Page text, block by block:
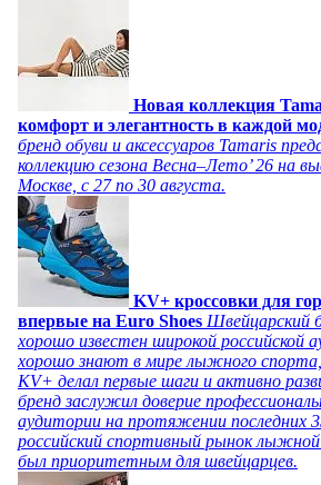
Новая коллекция
комфорт и элегантность в каждой
бренд обуви и аксессуаров Tamaris
коллекцию сезона Весна–Лето’ 26 на
Москве, с 27 по 30 августа.
KV+ кроссовки для
впервые на Euro Shoes Швейцарский
хорошо известен широкой российской
хорошо знают в мире лыжного
KV+ делал первые шаги и активно
бренд заслужил доверие
аудитории на протяжении последних
российский спортивный рынок лыжной
был приоритетным для швейцарцев.